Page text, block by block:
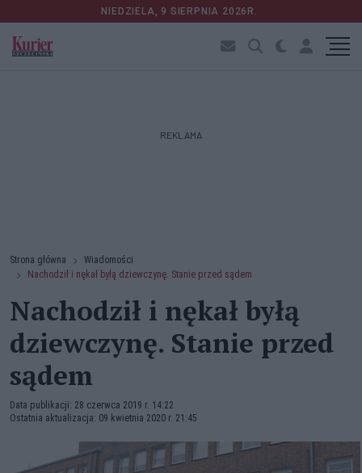
NIEDZIELA, 9 SIERPNIA 2026R.
REKLAMA
Strona główna
Wiadomości
Nachodził i nękał byłą dziewczynę. Stanie przed sądem
Nachodził i nękał byłą
dziewczynę. Stanie przed
sądem
Data publikacji: 28 czerwca 2019 r. 14:22
Ostatnia aktualizacja: 09 kwietnia 2020 r. 21:45